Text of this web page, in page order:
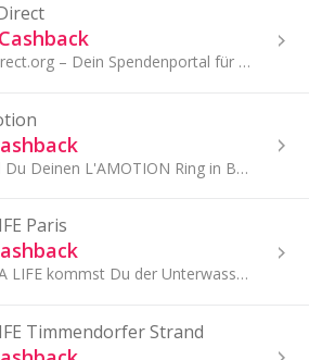
HelpDirect.org – Dein Spendenportal für weltweite Hilfsprojekte
Sobald Du Deinen L'AMOTION Ring in Bewegung setzt, versendest Du Deine ganz persönliche Nachricht.
Paris
Bei SEA LIFE kommst Du der Unterwasserwelt ganz nah.
Timmendorfer Strand